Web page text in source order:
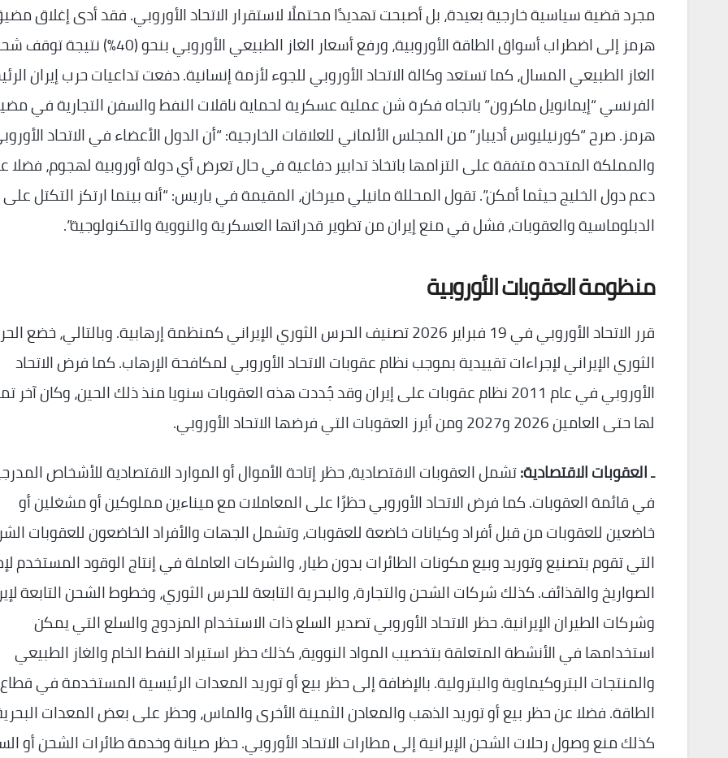
مجرد قضية سياسية خارجية بعيدة، بل أصبحت تهديدًا محتملًا لاستقرار الاتحاد الأوروبي. فقد أدى إغلاق
هرمز إلى اضطراب أسواق الطاقة الأوروبية، ورفع أسعار الغاز الطبيعي الأوروبي بنحو
الغاز الطبيعي المسال، كما تستعد وكالة الاتحاد الأوروبي للجوء لأزمة إنسانية. دفعت تداعيات حرب إيران
الفرنسي “إيمانويل ماكرون” باتجاه فكرة شن عملية عسكرية لحماية ناقلات النفط والسفن التجارية في
هرمز. صرح “كورنيليوس أديبار” من المجلس الألماني للعلاقات الخارجية: “أن الدول الأعضاء في الاتحاد
والمملكة المتحدة متفقة على التزامها باتخاذ تدابير دفاعية في حال تعرض أي دولة أوروبية لهجوم، فضلا
دعم دول الخليج حيثما أمكن”. تقول المحللة مانيلي ميرخان، المقيمة في باريس: “أنه بينما ارتكز التكتل على
الدبلوماسية والعقوبات، فشل في منع إيران من تطوير قدراتها العسكرية والنووية والتكنولوجية”.
منظومة العقوبات الأوروبية
قرر الاتحاد الأوروبي في 19 فبراير 2026 تصنيف الحرس الثوري الإيراني كمنظمة إرهابية. وبالتالي، خضع
الثوري الإيراني لإجراءات تقييدية بموجب نظام عقوبات الاتحاد الأوروبي لمكافحة الإرهاب. كما فرض الاتحاد
الأوروبي في عام 2011 نظام عقوبات على إيران وقد جُددت هذه العقوبات سنويا منذ ذلك الحين، وكان آخر
لها حتى العامين 2026 و2027 ومن أبرز العقوبات التي فرضها الاتحاد الأوروبي.
ـ العقوبات الاقتصادية:تشمل العقوبات الاقتصادية، حظر إتاحة الأموال أو الموارد الاقتصادية للأشخاص
في قائمة العقوبات. كما فرض الاتحاد الأوروبي حظرًا على المعاملات مع ميناءين مملوكين أو مشغلين أو
خاضعين للعقوبات من قبل أفراد وكيانات خاضعة للعقوبات، وتشمل الجهات والأفراد الخاضعون للعقوبات
التي تقوم بتصنيع وتوريد وبيع مكونات الطائرات بدون طيار، والشركات العاملة في إنتاج الوقود المستخدم
الصواريخ والقذائف. كذلك شركات الشحن والتجارة، والبحرية التابعة للحرس الثوري، وخطوط الشحن التابعة
وشركات الطيران الإيرانية. حظر الاتحاد الأوروبي تصدير السلع ذات الاستخدام المزدوج والسلع التي يمكن
استخدامها في الأنشطة المتعلقة بتخصيب المواد النووية، كذلك حظر استيراد النفط الخام والغاز الطبيعي
والمنتجات البتروكيماوية والبترولية. بالإضافة إلى حظر بيع أو توريد المعدات الرئيسية المستخدمة في قطاع
الطاقة. فضلا عن حظر بيع أو توريد الذهب والمعادن الثمينة الأخرى والماس، وحظر على بعض المعدات
كذلك منع وصول رحلات الشحن الإيرانية إلى مطارات الاتحاد الأوروبي. حظر صيانة وخدمة طائرات الشحن أو